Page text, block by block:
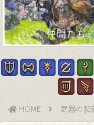
仲間たち
HOME 武器の記